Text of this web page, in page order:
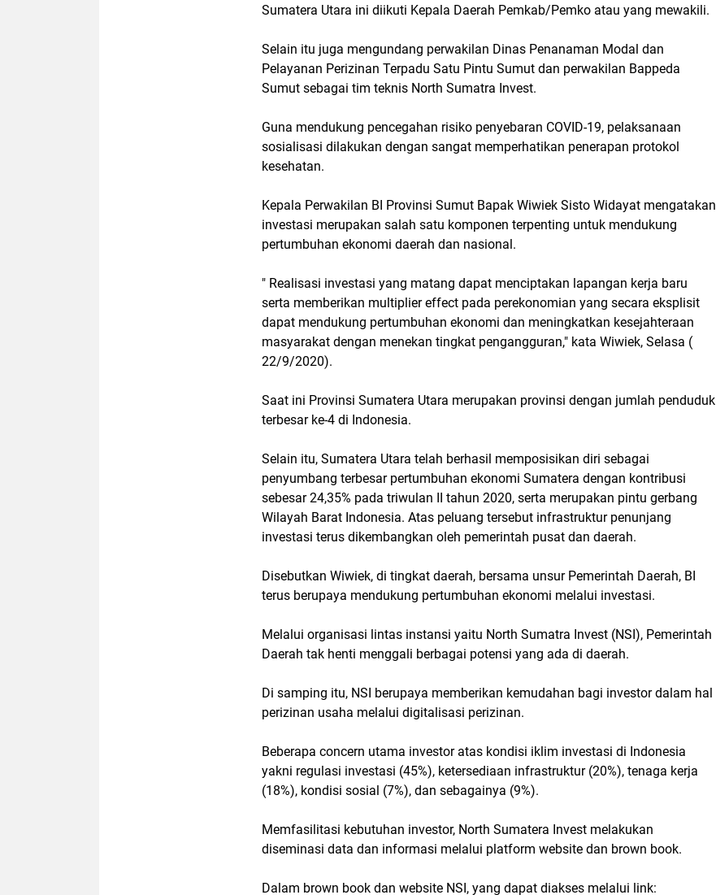
Sumatera Utara ini diikuti Kepala Daerah Pemkab/Pemko atau yang mewakili.
Selain itu juga mengundang perwakilan Dinas Penanaman Modal dan
Pelayanan Perizinan Terpadu Satu Pintu Sumut dan perwakilan Bappeda
Sumut sebagai tim teknis North Sumatra Invest.
Guna mendukung pencegahan risiko penyebaran COVID-19, pelaksanaan
sosialisasi dilakukan dengan sangat memperhatikan penerapan protokol
kesehatan.
Kepala Perwakilan BI Provinsi Sumut Bapak Wiwiek Sisto Widayat mengatakan
investasi merupakan salah satu komponen terpenting untuk mendukung
pertumbuhan ekonomi daerah dan nasional.
" Realisasi investasi yang matang dapat menciptakan lapangan kerja baru
serta memberikan multiplier effect pada perekonomian yang secara eksplisit
dapat mendukung pertumbuhan ekonomi dan meningkatkan kesejahteraan
masyarakat dengan menekan tingkat pengangguran," kata Wiwiek, Selasa (
22/9/2020).
Saat ini Provinsi Sumatera Utara merupakan provinsi dengan jumlah penduduk
terbesar ke-4 di Indonesia.
Selain itu, Sumatera Utara telah berhasil memposisikan diri sebagai
penyumbang terbesar pertumbuhan ekonomi Sumatera dengan kontribusi
sebesar 24,35% pada triwulan II tahun 2020, serta merupakan pintu gerbang
Wilayah Barat Indonesia. Atas peluang tersebut infrastruktur penunjang
investasi terus dikembangkan oleh pemerintah pusat dan daerah.
Disebutkan Wiwiek, di tingkat daerah, bersama unsur Pemerintah Daerah, BI
terus berupaya mendukung pertumbuhan ekonomi melalui investasi.
Melalui organisasi lintas instansi yaitu North Sumatra Invest (NSI), Pemerintah
Daerah tak henti menggali berbagai potensi yang ada di daerah.
Di samping itu, NSI berupaya memberikan kemudahan bagi investor dalam hal
perizinan usaha melalui digitalisasi perizinan.
Beberapa concern utama investor atas kondisi iklim investasi di Indonesia
yakni regulasi investasi (45%), ketersediaan infrastruktur (20%), tenaga kerja
(18%), kondisi sosial (7%), dan sebagainya (9%).
Memfasilitasi kebutuhan investor, North Sumatera Invest melakukan
diseminasi data dan informasi melalui platform website dan brown book.
Dalam brown book dan website NSI, yang dapat diakses melalui link: